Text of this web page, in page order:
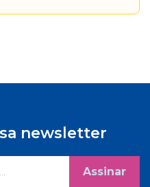
newsletter
Assinar